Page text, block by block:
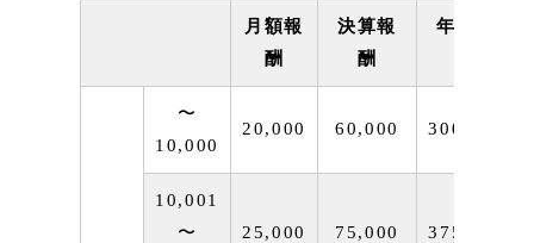
月額報
酬
決算報
酬
年間報
〜
10,000
20,000 60,000 300,000
10,001
〜
25,000 75,000 375,000